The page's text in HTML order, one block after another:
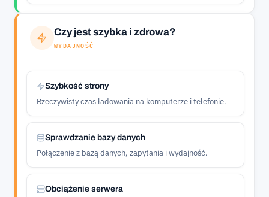
Czy jest szybka i zdrowa?
WYDAJNOŚĆ
Szybkość strony
Rzeczywisty czas ładowania na komputerze i telefonie.
Sprawdzanie bazy danych
Połączenie z bazą danych, zapytania i wydajność.
Obciążenie serwera